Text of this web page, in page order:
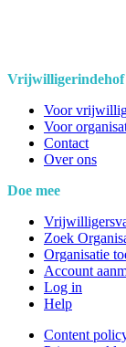
Vrijwilligerindehof
Voor
Voor
Contact
Over ons
Doe mee
Zoek
Organisatie
Account
Log in
Help
Content